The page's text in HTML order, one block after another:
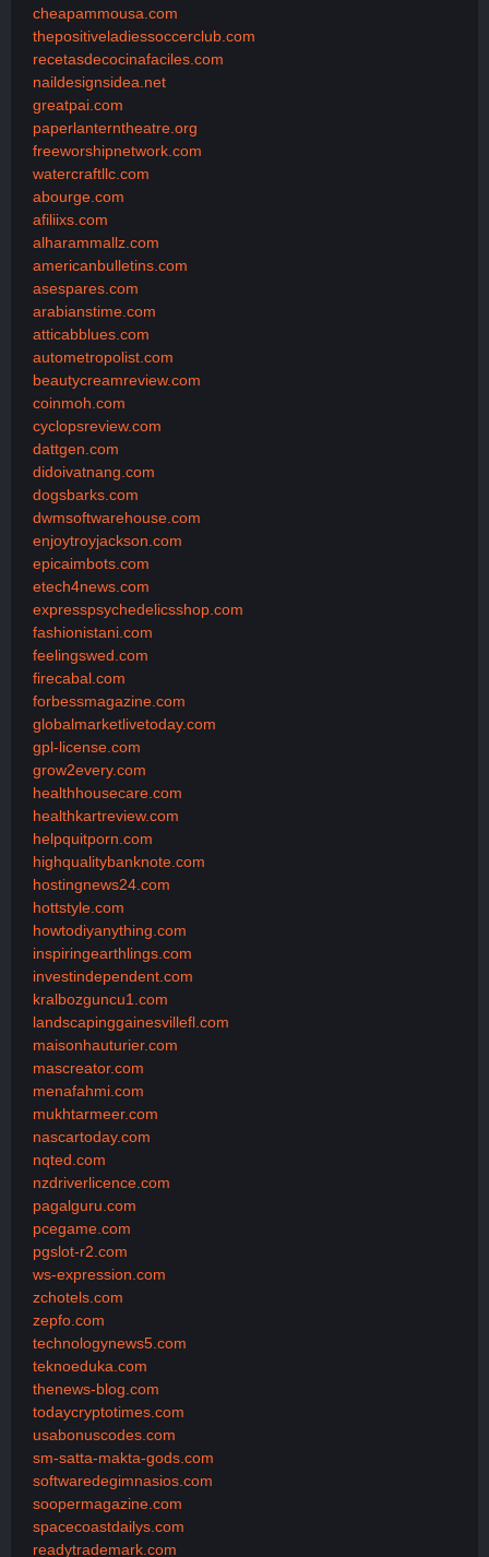
cheapammousa.com
thepositiveladiessoccerclub.com
recetasdecocinafaciles.com
naildesignsidea.net
greatpai.com
paperlanterntheatre.org
freeworshipnetwork.com
watercraftllc.com
abourge.com
afiliixs.com
alharammallz.com
americanbulletins.com
asespares.com
arabianstime.com
atticabblues.com
autometropolist.com
beautycreamreview.com
coinmoh.com
cyclopsreview.com
dattgen.com
didoivatnang.com
dogsbarks.com
dwmsoftwarehouse.com
enjoytroyjackson.com
epicaimbots.com
etech4news.com
expresspsychedelicsshop.com
fashionistani.com
feelingswed.com
firecabal.com
forbessmagazine.com
globalmarketlivetoday.com
gpl-license.com
grow2every.com
healthhousecare.com
healthkartreview.com
helpquitporn.com
highqualitybanknote.com
hostingnews24.com
hottstyle.com
howtodiyanything.com
inspiringearthlings.com
investindependent.com
kralbozguncu1.com
landscapinggainesvillefl.com
maisonhauturier.com
mascreator.com
menafahmi.com
mukhtarmeer.com
nascartoday.com
nqted.com
nzdriverlicence.com
pagalguru.com
pcegame.com
pgslot-r2.com
ws-expression.com
zchotels.com
zepfo.com
technologynews5.com
teknoeduka.com
thenews-blog.com
todaycryptotimes.com
usabonuscodes.com
sm-satta-makta-gods.com
softwaredegimnasios.com
soopermagazine.com
spacecoastdailys.com
readytrademark.com